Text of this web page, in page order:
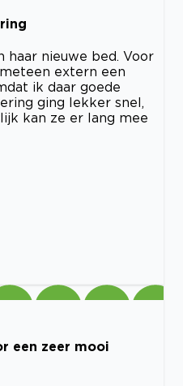
nieuwe bed. Voor
extern een
ik daar goede
ging lekker snel,
kan ze er lang mee
een zeer mooi